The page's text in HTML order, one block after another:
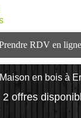
Maison en bois à
2 offres